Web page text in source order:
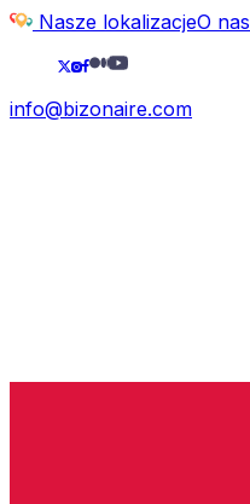
Nasze lokalizacjeO nas
info@bizonaire.com